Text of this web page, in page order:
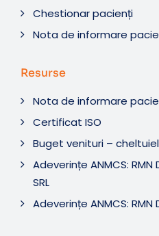
Chestionar pacienți
Nota de informare
Resurse
Nota de informare
Certificat ISO
Buget venituri –
Adeverințe ANMCS:
SRL
Adeverințe ANMCS: RMN